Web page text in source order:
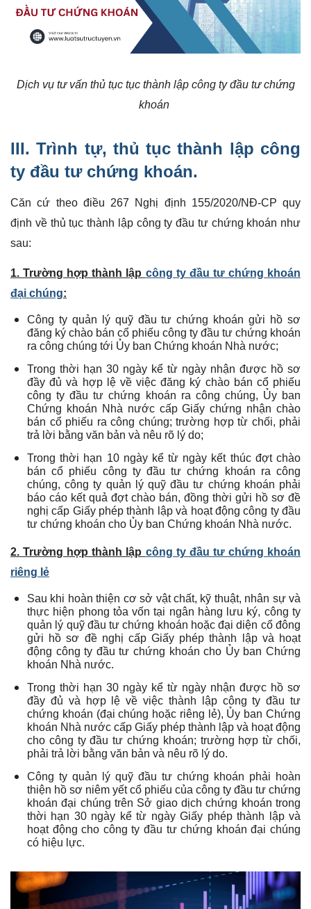
Dịch vụ tư vấn thủ tục tục thành lập công ty đầu tư chứng
khoán
III. Trình tự, thủ tục thành lập công
ty đầu tư chứng khoán.
Căn cứ theo điều 267 Nghị định 155/2020/NĐ-CP quy
định về thủ tục thành lập công ty đầu tư chứng khoán như
sau:
1. Trường hợp thành lập công ty đầu tư chứng khoán
đại chúng:
Công ty quản lý quỹ đầu tư chứng khoán gửi hồ sơ
đăng ký chào bán cổ phiếu công ty đầu tư chứng khoán
ra công chúng tới Ủy ban Chứng khoán Nhà nước;
Trong thời hạn 30 ngày kể từ ngày nhận được hồ sơ
đầy đủ và hợp lệ về việc đăng ký chào bán cổ phiếu
công ty đầu tư chứng khoán ra công chúng, Ủy ban
Chứng khoán Nhà nước cấp Giấy chứng nhận chào
bán cổ phiếu ra công chúng; trường hợp từ chối, phải
trả lời bằng văn bản và nêu rõ lý do;
Trong thời hạn 10 ngày kể từ ngày kết thúc đợt chào
bán cổ phiếu công ty đầu tư chứng khoán ra công
chúng, công ty quản lý quỹ đầu tư chứng khoán phải
báo cáo kết quả đợt chào bán, đồng thời gửi hồ sơ đề
nghị cấp Giấy phép thành lập và hoạt động công ty đầu
tư chứng khoán cho Ủy ban Chứng khoán Nhà nước.
2. Trường hợp thành lập công ty đầu tư chứng khoán
riêng lẻ
Sau khi hoàn thiện cơ sở vật chất, kỹ thuật, nhân sự và
thực hiện phong tỏa vốn tại ngân hàng lưu ký, công ty
quản lý quỹ đầu tư chứng khoán hoặc đại diện cổ đông
gửi hồ sơ đề nghị cấp Giấy phép thành lập và hoạt
động công ty đầu tư chứng khoán cho Ủy ban Chứng
khoán Nhà nước.
Trong thời hạn 30 ngày kể từ ngày nhận được hồ sơ
đầy đủ và hợp lệ về việc thành lập công ty đầu tư
chứng khoán (đại chúng hoặc riêng lẻ), Ủy ban Chứng
khoán Nhà nước cấp Giấy phép thành lập và hoạt động
cho công ty đầu tư chứng khoán; trường hợp từ chối,
phải trả lời bằng văn bản và nêu rõ lý do.
Công ty quản lý quỹ đầu tư chứng khoán phải hoàn
thiện hồ sơ niêm yết cổ phiếu của công ty đầu tư chứng
khoán đại chúng trên Sở giao dịch chứng khoán trong
thời hạn 30 ngày kể từ ngày Giấy phép thành lập và
hoạt động cho công ty đầu tư chứng khoán đại chúng
có hiệu lực.